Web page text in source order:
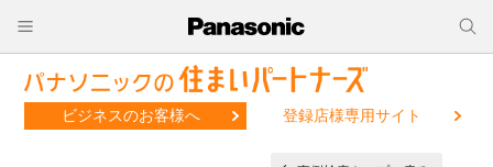
ビジネスのお客様へ 登録店様専用サイト